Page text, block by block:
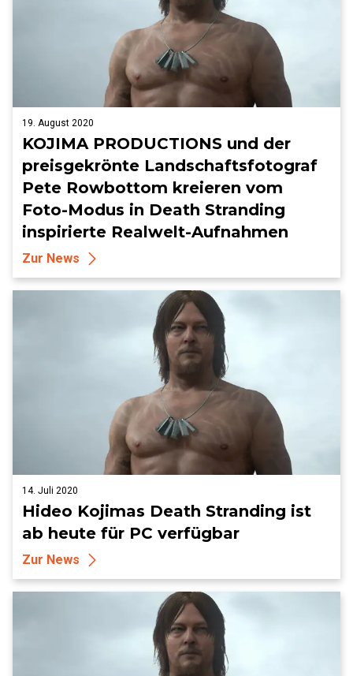
19. August 2020
KOJIMA PRODUCTIONS und der
preisgekrönte Landschaftsfotograf
Pete Rowbottom kreieren vom
Foto-Modus in Death Stranding
inspirierte Realwelt-Aufnahmen
Zur News
14. Juli 2020
Hideo Kojimas Death Stranding ist
ab heute für PC verfügbar
Zur News